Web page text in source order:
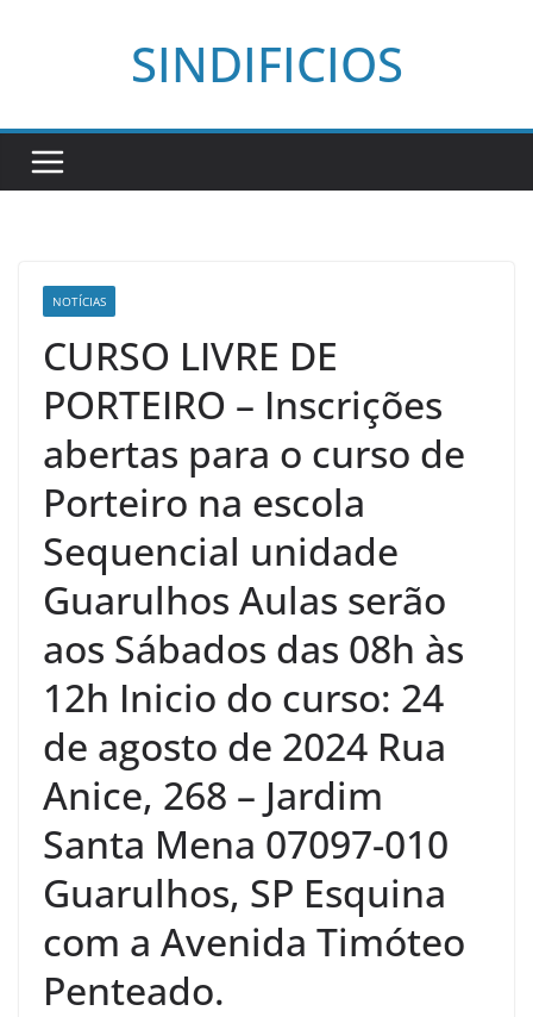
SINDIFICIOS
NOTÍCIAS
CURSO LIVRE DE
PORTEIRO – Inscrições
abertas para o curso de
Porteiro na escola
Sequencial unidade
Guarulhos Aulas serão
aos Sábados das 08h às
12h Inicio do curso: 24
de agosto de 2024 Rua
Anice, 268 – Jardim
Santa Mena 07097-010
Guarulhos, SP Esquina
com a Avenida Timóteo
Penteado.